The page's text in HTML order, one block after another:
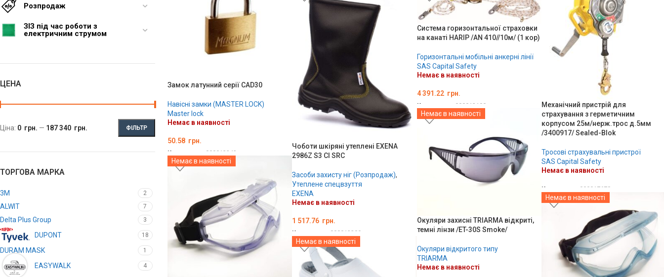
Розпродаж
ЗІЗ під час роботи з
електричним струмом
ЦЕНА
ФІЛЬТР
Ціна: 0 грн. — 187 340 грн.
ТОРГОВА МАРКА
3М 2
ALWIT 7
Delta Plus Group 3
DUPONT 18
DURAM MASK 1
EASYWALK 4
Механічний пристрій для
страхування з герметичним
корпусом 25м/нерж.трос д.5мм
/3400917/ Sealed-Blok
Тросові страхувальні пристрої
SAS Capital Safety
Немає в наявності
Код товару: 000017678
ДЕТАЛЬНО
Замок латунний серії CAD30
Навісні замки (MASTER LOCK)
Master lock
Немає в наявності
50.58 грн.
Код товару: 000013342
ДЕТАЛЬНО
Чоботи шкіряні утеплені EXENA
2986Z S3 CI SRC
Засоби захисту ніг (Розпродаж),
Утеплене спецвзуття
EXENA
Немає в наявності
1 517.76 грн.
Код товару: 000013200
ОБЕРІТЬ ОПЦІЇ
Система горизонтальної страховки
на канаті HARIP /AN 410//10м/ (1 кор)
Горизонтальні мобільні анкерні лінії
SAS Capital Safety
Немає в наявності
4 391.22 грн.
Код товару: 000013190
ДЕТАЛЬНО
Немає в наявності
Окуляри захисні TRIARMA відкриті,
темні лінзи /ET-30S Smoke/
Окуляри відкритого типу
TRIARMA
Немає в наявності
Немає в наявності
Немає в наявності
Немає в наявності